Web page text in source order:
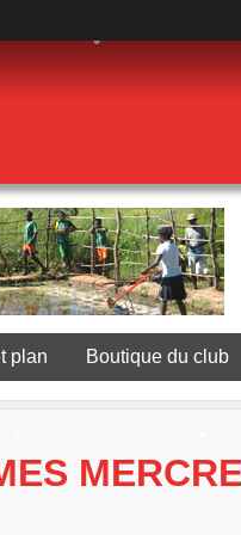
plan Boutique du club
•
•
•